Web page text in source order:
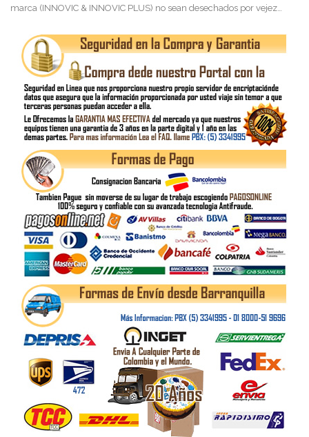
marca (INNOVIC & INNOVIC PLUS) no sean desechados por vejez…